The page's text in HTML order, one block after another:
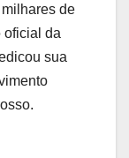
de
oficial da
sua